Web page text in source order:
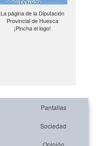
La página de la Diputación
Provincial de Huesca
¡Pincha el logo!
Pantallas
Sociedad
Opinión